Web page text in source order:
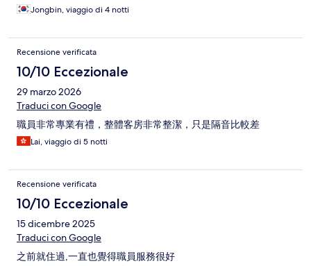
Jongbin, viaggio di 4 notti
Recensione verificata
10/10 Eccezionale
29 marzo 2026
Traduci con Google
職員非常專業有禮，整體客房非常整潔，只是隔音比較差
Lai, viaggio di 5 notti
Recensione verificata
10/10 Eccezionale
15 dicembre 2025
Traduci con Google
之前就住過,一直也覺得職員服務很好